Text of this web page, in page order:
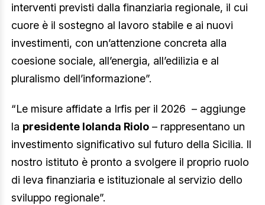
interventi previsti dalla finanziaria regionale, il cui
cuore è il sostegno al lavoro stabile e ai nuovi
investimenti, con un’attenzione concreta alla
coesione sociale, all’energia, all’edilizia e al
pluralismo dell’informazione”.
“Le misure affidate a Irfis per il 2026 – aggiunge
la presidente Iolanda Riolo – rappresentano un
investimento significativo sul futuro della Sicilia. Il
nostro istituto è pronto a svolgere il proprio ruolo
di leva finanziaria e istituzionale al servizio dello
sviluppo regionale”.